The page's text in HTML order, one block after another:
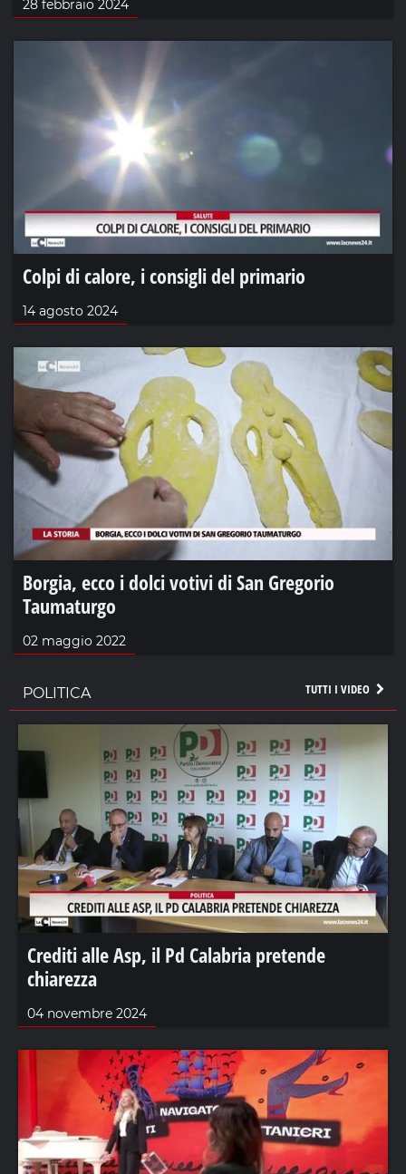
28 febbraio 2024
Colpi di calore, i consigli del primario
14 agosto 2024
Borgia, ecco i dolci votivi di San Gregorio
Taumaturgo
02 maggio 2022
TUTTI I VIDEO
POLITICA
Crediti alle Asp, il Pd Calabria pretende
chiarezza
04 novembre 2024